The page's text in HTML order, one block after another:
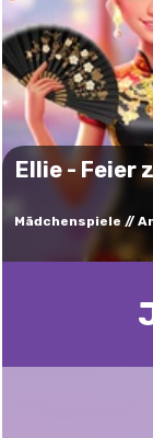
Ellie - Feier
Mädchenspiele